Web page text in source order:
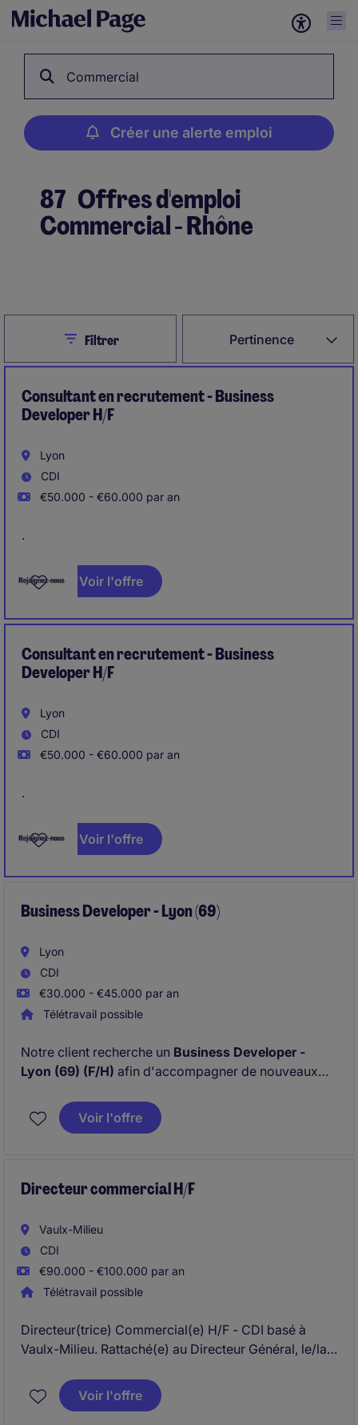
Commercial
Créer une alerte emploi
87 Offres d'emploi
Commercial - Rhône
Pertinence
CloseFiltrer
Consultant en recrutement - Business
Developer H/F
Lyon
CDI
€50.000 - €60.000 par an
.
Voir l'offre
Consultant en recrutement - Business
Developer H/F
Lyon
CDI
€50.000 - €60.000 par an
.
Voir l'offre
Business Developer - Lyon (69)
Lyon
CDI
€30.000 - €45.000 par an
Télétravail possible
Notre client recherche un Business Developer -
Lyon (69) (F/H) afin d'accompagner de nouveaux
projets de recherche et développement,
d'investissement et de développement à
Voir l'offre
Directeur commercial H/F
Vaulx-Milieu
CDI
€90.000 - €100.000 par an
Télétravail possible
Directeur(trice) Commercial(e) H/F - CDI basé à
Vaulx-Milieu. Rattaché(e) au Directeur Général, le/la
la stratégie commerciale en France et à
l'international, pilote les équipes et accélère le
Voir l'offre